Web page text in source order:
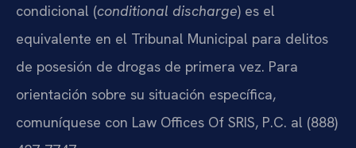
condicional (conditional discharge) es el
equivalente en el Tribunal Municipal para delitos
de posesión de drogas de primera vez. Para
orientación sobre su situación específica,
comuníquese con Law Offices Of SRIS, P.C. al (888)